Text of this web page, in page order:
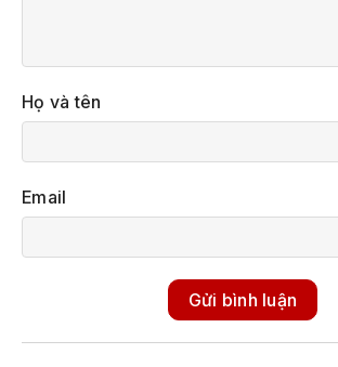
Họ và tên
Email
Gửi bình luận